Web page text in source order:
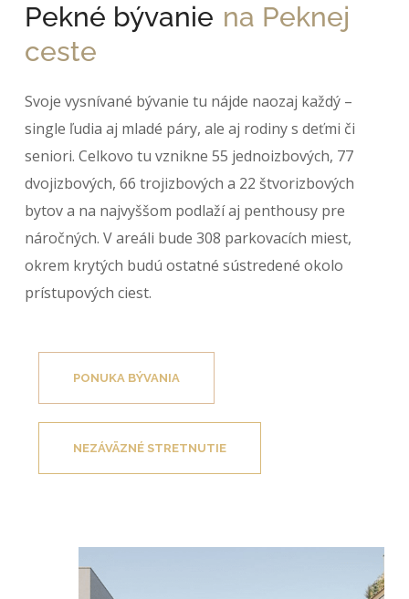
Pekné bývanie na Peknej
ceste
Svoje vysnívané bývanie tu nájde naozaj každý –
single ľudia aj mladé páry, ale aj rodiny s deťmi či
seniori. Celkovo tu vznikne 55 jednoizbových, 77
dvojizbových, 66 trojizbových a 22 štvorizbových
bytov a na najvyššom podlaží aj penthousy pre
náročných. V areáli bude 308 parkovacích miest,
okrem krytých budú ostatné sústredené okolo
prístupových ciest.
PONUKA BÝVANIA
NEZÁVÄZNÉ STRETNUTIE